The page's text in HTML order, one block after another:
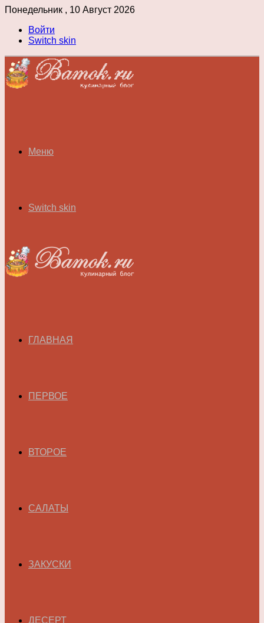
Понедельник , 10 Август 2026
Войти
Switch skin
Меню
Switch skin
ГЛАВНАЯ
ПЕРВОЕ
ВТОРОЕ
САЛАТЫ
ЗАКУСКИ
ДЕСЕРТ